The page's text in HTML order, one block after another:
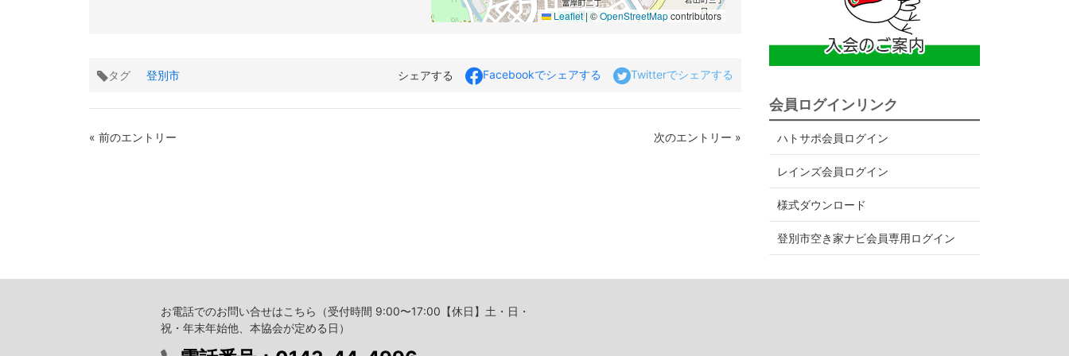
Leaflet | ©OpenStreetMapcontributors
タグ 登別市 シェアする Facebookでシェアする Twitterでシェアする
« 前のエントリー 次のエントリー »
会員ログインリンク
ハトサポ会員ログイン
レインズ会員ログイン
様式ダウンロード
登別市空き家ナビ会員専用ログイン
お電話でのお問い合せはこちら
（受付時間 9:00〜17:00【休日】土・日・
祝・年末年始他、本協会が定める日）